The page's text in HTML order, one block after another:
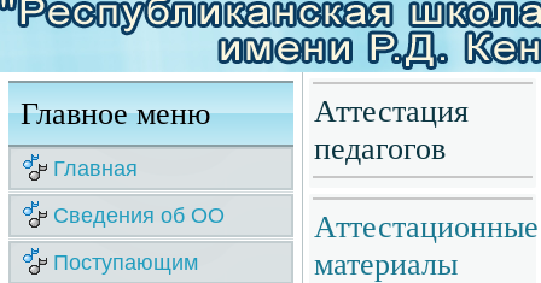
Главное меню
Главная
Сведения об ОО
Поступающим
Аттестация
педагогов
Аттестационные
материалы